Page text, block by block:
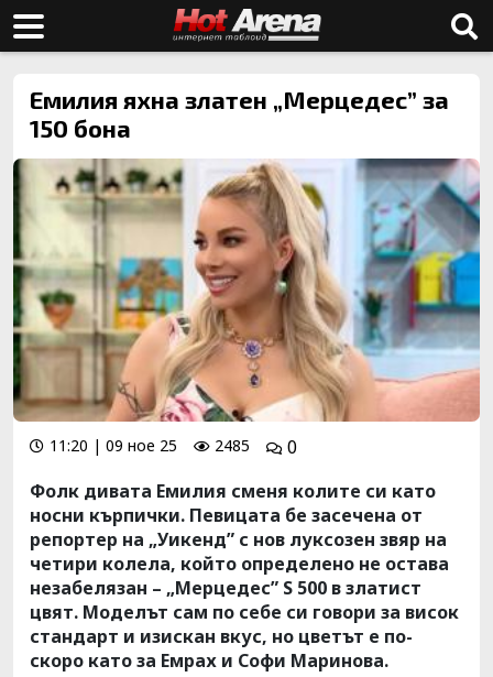
Емилия яхна златен „Мерцедес” за
150 бона
11:20 | 09 ное 25 2485
0
Фолк дивата Емилия сменя колите си като
носни кърпички. Певицата бе засечена от
репортер на „Уикенд” с нов луксозен звяр на
четири колела, който определено не остава
незабелязан – „Мерцедес” S 500 в златист
цвят. Моделът сам по себе си говори за висок
стандарт и изискан вкус, но цветът е по-
скоро като за Емрах и Софи Маринова.